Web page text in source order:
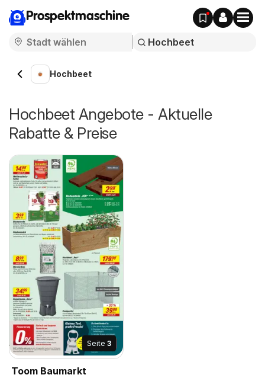
Prospektmaschine
Hochbeet
Hochbeet Angebote - Aktuelle
Rabatte & Preise
Seite 3
Toom Baumarkt